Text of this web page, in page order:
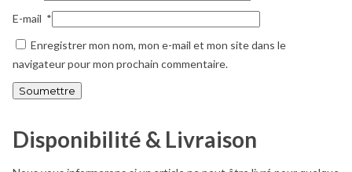
E-mail *
Enregistrer mon nom, mon e-mail et mon site dans le
navigateur pour mon prochain commentaire.
Disponibilité & Livraison